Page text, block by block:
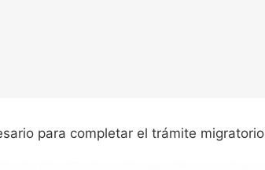
para completar el trámite migratorio